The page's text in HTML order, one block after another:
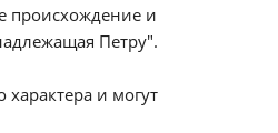
происхождение и
Петру".
и могут